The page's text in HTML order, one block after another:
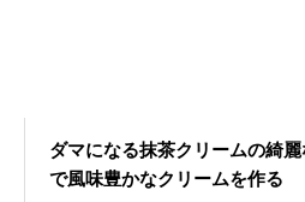
ダマになる抹茶クリームの綺
で風味豊かなクリームを作る